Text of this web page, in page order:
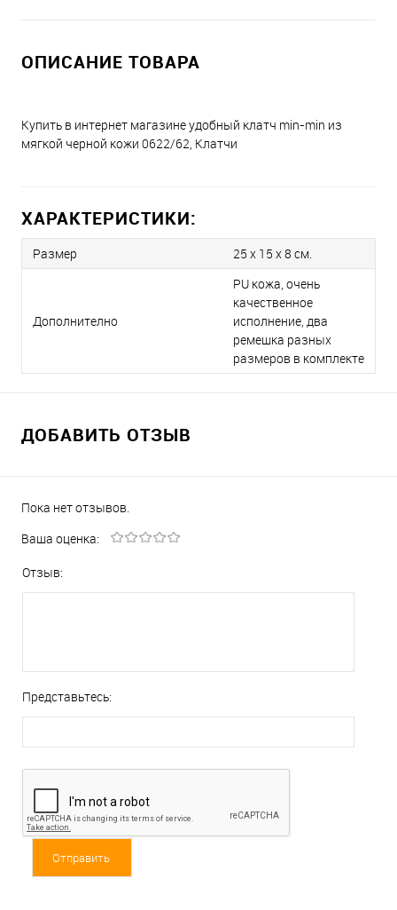
ОПИСАНИЕ ТОВАРА
Купить в интернет магазине удобный клатч min-min из
мягкой черной кожи 0622/62, Клатчи
ХАРАКТЕРИСТИКИ:
Размер 25 х 15 x 8 см.
Дополнително
PU кожа, очень
качественное
исполнение, два
ремешка разных
размеров в комплекте
ДОБАВИТЬ ОТЗЫВ
Пока нет отзывов.
Ваша оценка:
Отзыв:
Представьтесь: